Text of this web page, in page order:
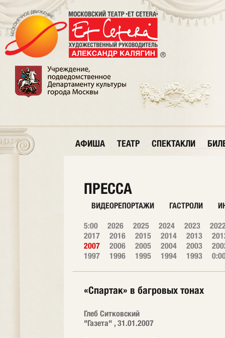
АФИША ТЕАТР СПЕКТАКЛИ
ПРЕССА
ВИДЕОРЕПОРТАЖИ ГАСТРОЛИ
5:00 2026 2025 2024 2023
2017
2016 2015 2014 2013
2007
2006 2005 2004 2003
1997
1996 1995 1994 1993
«Спартак» в багровых тонах
Глеб Ситковский
"Газета" , 31.01.2007